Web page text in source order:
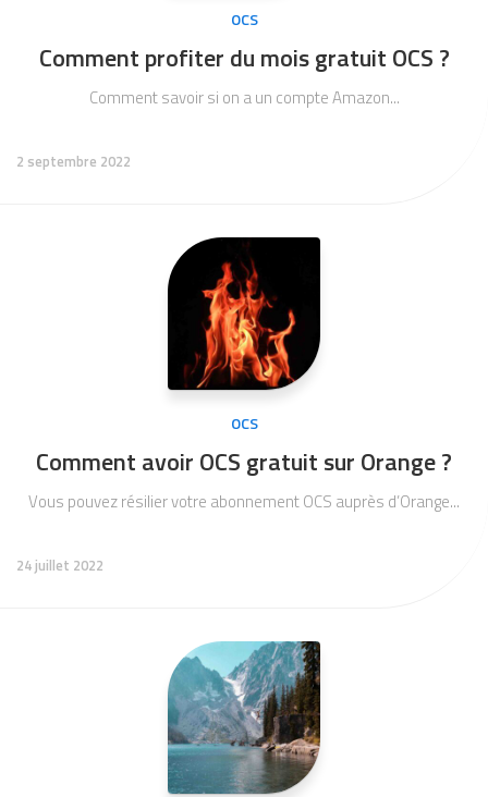
OCS
Comment profiter du mois gratuit OCS ?
Comment savoir si on a un compte Amazon...
2 septembre 2022
OCS
Comment avoir OCS gratuit sur Orange ?
Vous pouvez résilier votre abonnement OCS auprès d’Orange...
24 juillet 2022